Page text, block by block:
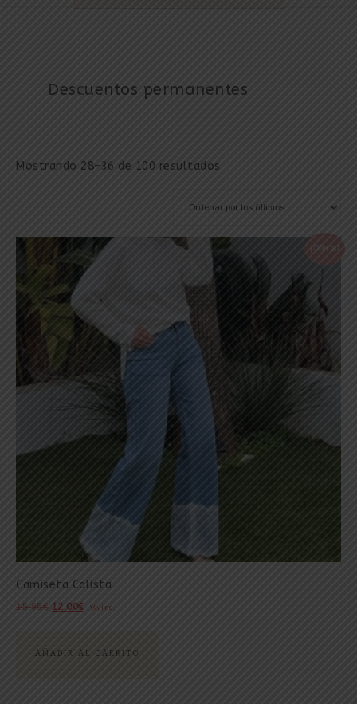
Descuentos permanentes
Mostrando 28–36 de 100 resultados
¡Oferta!
Camiseta Calista
15.95€ 12.00€ IVA inc.
AÑADIR AL CARRITO